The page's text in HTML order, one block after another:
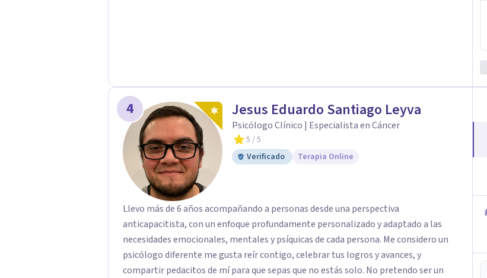
4 Jesus Eduardo Santiago Leyva
Psicólogo Clínico | Especialista en Cáncer
5 / 5
Verificado
Terapia Online
Llevo más de 6 años acompañando a personas desde una perspectiva
anticapacitista, con un enfoque profundamente personalizado y adaptado a las
necesidades emocionales, mentales y psíquicas de cada persona. Me considero un
psicólogo diferente me gusta reír contigo, celebrar tus logros y avances, y
compartir pedacitos de mí para que sepas que no estás solo. No pretendo ser un